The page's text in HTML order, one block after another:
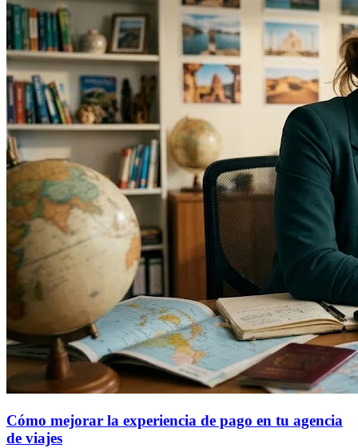
Cómo mejorar la experiencia de pago en tu agencia
de viajes